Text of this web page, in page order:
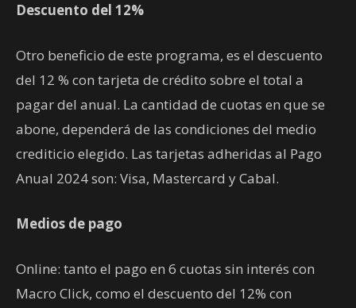
Descuento del 12%
Otro beneficio de este programa, es el descuento
del 12 % con tarjeta de crédito sobre el total a
pagar del anual. La cantidad de cuotas en que se
abone, dependerá de las condiciones del medio
crediticio elegido. Las tarjetas adheridas al Pago
Anual 2024 son: Visa, Mastercard y Cabal.
Medios de pago
Online: tanto el pago en 6 cuotas sin interés con
Macro Click, como el descuento del 12% con